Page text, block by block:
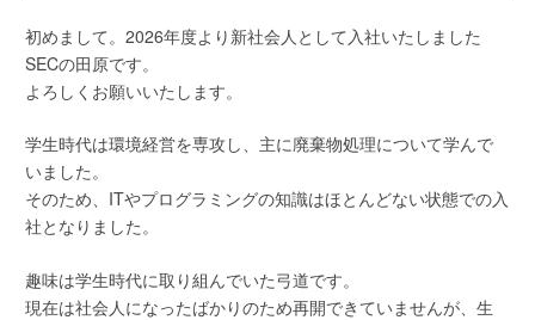
初めまして。2026年度より新社会人として入社いたしました
SECの田原です。
よろしくお願いいたします。
学生時代は環境経営を専攻し、主に廃棄物処理について学んで
いました。
そのため、ITやプログラミングの知識はほとんどない状態での入
社となりました。
趣味は学生時代に取り組んでいた弓道です。
現在は社会人になったばかりのため再開できていませんが、生